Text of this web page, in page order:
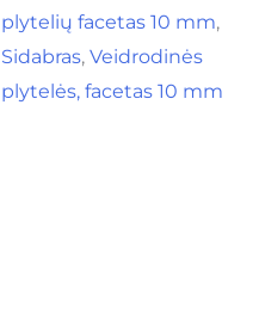
plytelių facetas 10 mm,
Sidabras,Veidrodinės
plytelės, facetas 10 mm